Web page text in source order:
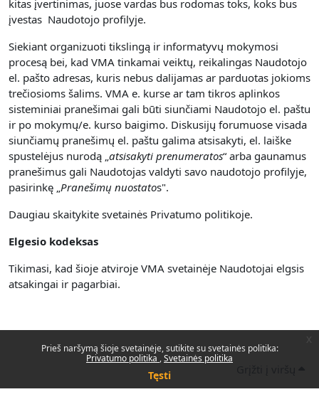
Prieš naršymą šioje svetainėje, sutikite su svetainės politika:
Privatumo politika Svetainės politika
Tęsti
kitas įvertinimas, juose vardas bus rodomas toks, koks bus
įvestas Naudotojo profilyje.
Siekiant organizuoti tikslingą ir informatyvų mokymosi
procesą bei, kad VMA tinkamai veiktų, reikalingas Naudotojo
el. pašto adresas, kuris nebus dalijamas ar parduotas jokioms
trečiosioms šalims. VMA e. kurse ar tam tikros aplinkos
sisteminiai pranešimai gali būti siunčiami Naudotojo el. paštu
ir po mokymų/e. kurso baigimo. Diskusijų forumuose visada
siunčiamų pranešimų el. paštu galima atsisakyti, el. laiške
spustelėjus nurodą „atsisakyti prenumeratos“ arba gaunamus
pranešimus gali Naudotojas valdyti savo naudotojo profilyje,
pasirinkę „Pranešimų nuostatos".
Daugiau skaitykite svetainės Privatumo politikoje.
Elgesio kodeksas
Tikimasi, kad šioje atviroje VMA svetainėje Naudotojai elgsis
atsakingai ir pagarbiai.